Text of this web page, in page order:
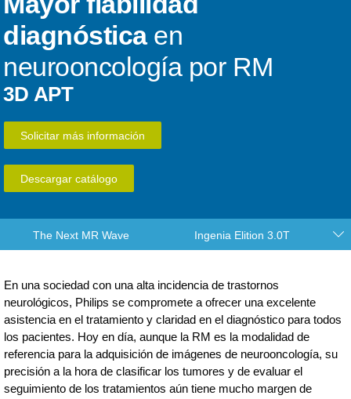
diagnóstica en
neurooncología por RM
3D APT
Solicitar más información
Descargar catálogo
The Next MR Wave Ingenia Elition 3.0T
En una sociedad con una alta incidencia de trastornos
neurológicos, Philips se compromete a ofrecer una excelente
asistencia en el tratamiento y claridad en el diagnóstico para todos
los pacientes. Hoy en día, aunque la RM es la modalidad de
referencia para la adquisición de imágenes de neurooncología, su
precisión a la hora de clasificar los tumores y de evaluar el
seguimiento de los tratamientos aún tiene mucho margen de